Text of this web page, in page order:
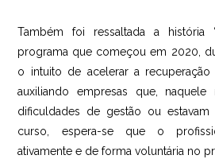
Também foi ressaltada a história
programa que começou em 2020,
o intuito de acelerar a
auxiliando empresas que, naquele
dificuldades de gestão ou
curso, espera-se que o
ativamente e de forma voluntária no